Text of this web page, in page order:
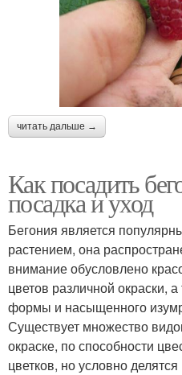
читать дальше →
Как посадить
посадка и уход
Бегония является
растением, она
внимание обусловлено
цветов различной окраски,
формы и насыщенного
Существует множество
окраске, по способности
цветков, но условно